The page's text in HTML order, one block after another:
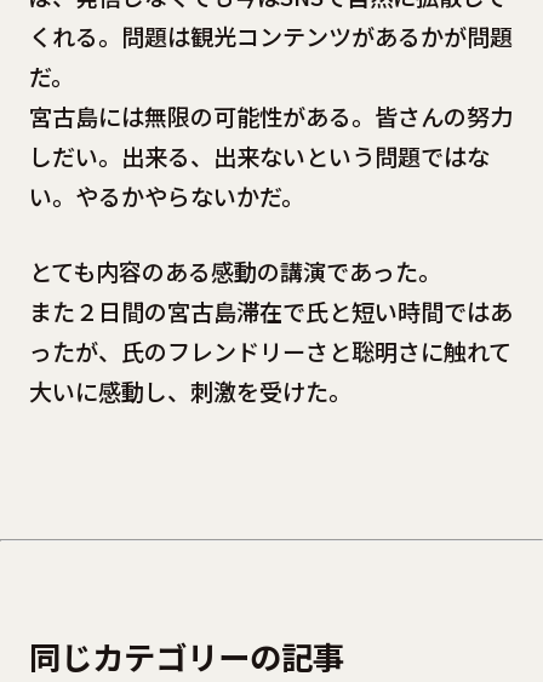
くれる。問題は観光コンテンツがあるかが問題
だ。
宮古島には無限の可能性がある。皆さんの努力
しだい。出来る、出来ないという問題ではな
い。やるかやらないかだ。
とても内容のある感動の講演であった。
また２日間の宮古島滞在で氏と短い時間ではあ
ったが、氏のフレンドリーさと聡明さに触れて
大いに感動し、刺激を受けた。
同じカテゴリーの記事